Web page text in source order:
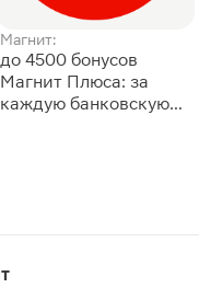
Магнит:
до 4500 бонусов
Магнит Плюса: за
каждую банковскую